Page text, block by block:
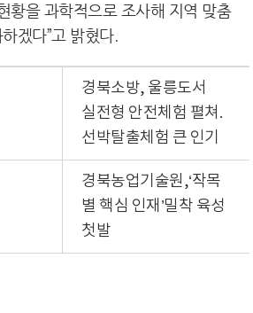
황을 과학적으로 조사해 지역 맞춤
겠다”고 밝혔다.
경북소방, 울릉도서
실전형 안전체험 펼쳐.
선박탈출체험 큰 인기
경북농업기술원,‘작목
별 핵심 인재’밀착 육성
첫발